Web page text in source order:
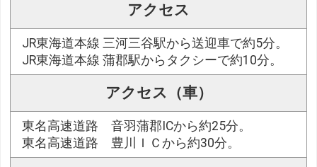
アクセス
JR東海道本線 三河三谷駅から送迎車で約5分。
JR東海道本線 蒲郡駅からタクシーで約10分。
アクセス（車）
東名高速道路 音羽蒲郡ICから約25分。
東名高速道路 豊川ＩＣから約30分。